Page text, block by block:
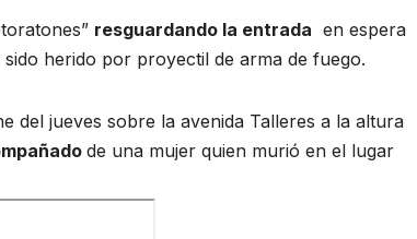
resguardando la entrada en espera
herido por proyectil de arma de fuego.
del jueves sobre la avenida Talleres a la altura
de una mujer quien murió en el lugar